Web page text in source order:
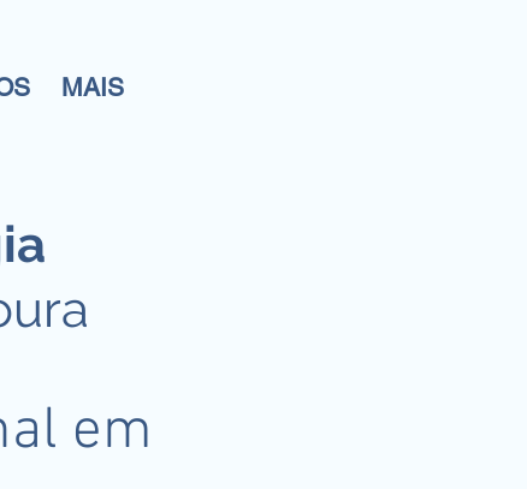
MAIS
em